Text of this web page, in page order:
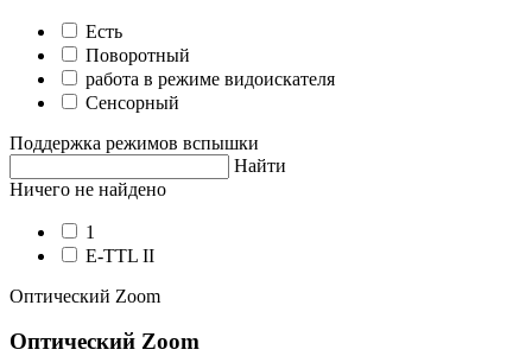
Есть
Поворотный
работа в режиме видоискателя
Сенсорный
Поддержка режимов вспышки
Найти
Ничего не найдено
1
E-TTL II
Оптический Zoom
Оптический Zoom